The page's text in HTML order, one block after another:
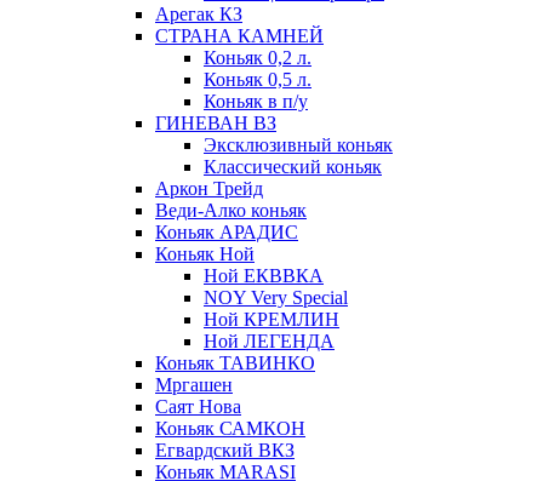
Арегак КЗ
СТРАНА КАМНЕЙ
Коньяк 0,2 л.
Коньяк 0,5 л.
Коньяк в п/у
ГИНЕВАН ВЗ
Эксклюзивный коньяк
Классический коньяк
Аркон Трейд
Веди-Алко коньяк
Коньяк АРАДИС
Коньяк Ной
Ной ЕКВВКА
NOY Very Special
Ной КРЕМЛИН
Ной ЛЕГЕНДА
Коньяк ТАВИНКО
Мргашен
Саят Нова
Коньяк САМКОН
Егвардский ВКЗ
Коньяк MARASI